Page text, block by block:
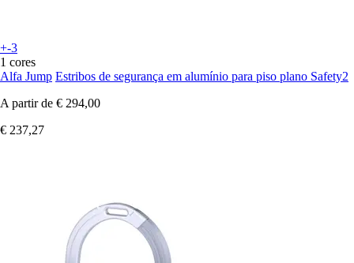
+-3
1 cores
Alfa Jump Estribos de segurança em alumínio para piso plano Safety2
A partir de € 294,00
€ 237,27